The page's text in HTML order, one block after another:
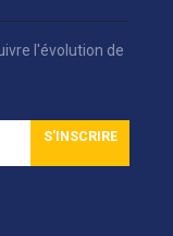
l'évolution de
S'INSCRIRE